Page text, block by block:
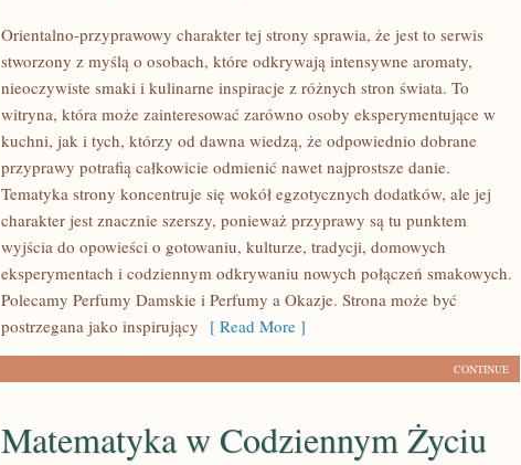
Orientalno-przyprawowy charakter tej strony sprawia, że jest to serwis
stworzony z myślą o osobach, które odkrywają intensywne aromaty,
nieoczywiste smaki i kulinarne inspiracje z różnych stron świata. To
witryna, która może zainteresować zarówno osoby eksperymentujące w
kuchni, jak i tych, którzy od dawna wiedzą, że odpowiednio dobrane
przyprawy potrafią całkowicie odmienić nawet najprostsze danie.
Tematyka strony koncentruje się wokół egzotycznych dodatków, ale jej
charakter jest znacznie szerszy, ponieważ przyprawy są tu punktem
wyjścia do opowieści o gotowaniu, kulturze, tradycji, domowych
eksperymentach i codziennym odkrywaniu nowych połączeń smakowych.
Polecamy Perfumy Damskie i Perfumy a Okazje. Strona może być
postrzegana jako inspirujący [ Read More ]
CONTINUE
Matematyka w Codziennym Życiu